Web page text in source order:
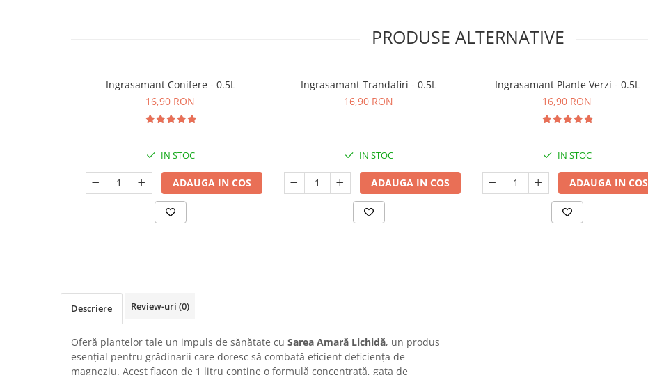
PRODUSE ALTERNATIVE
Ingrasamant Conifere - 0.5L
16,90 RON
IN STOC
ADAUGA IN COS
Ingrasamant Trandafiri - 0.5L
16,90 RON
IN STOC
ADAUGA IN COS
Ingrasamant Plante Verzi - 0.5L
16,90 RON
IN STOC
ADAUGA IN COS
Descriere Review-uri (0)
Oferă plantelor tale un impuls de sănătate cu Sarea Amară Lichidă, un produs
esențial pentru grădinarii care doresc să combată eficient deficiența de
magneziu. Acest flacon de 1 litru conține o formulă concentrată, gata de